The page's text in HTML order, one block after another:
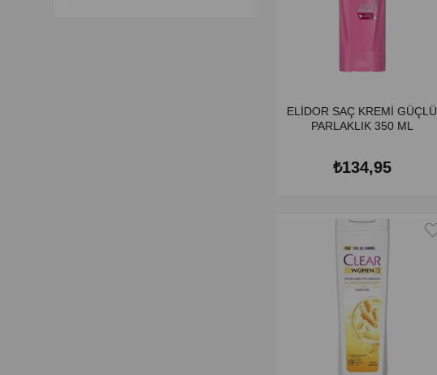
ELİDOR SAÇ KREMİ GÜÇLÜ
PARLAKLIK 350 ML
₺134,95